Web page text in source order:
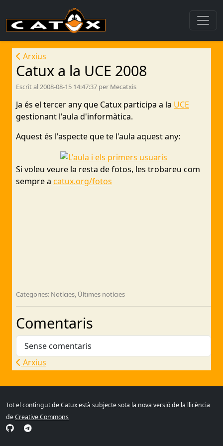
Arxius
Catux a la UCE 2008
Escrit al 2008-08-15 14:47:37 per Mecatxis
Ja és el tercer any que Catux participa a la UCE
gestionant l'aula d'informàtica.
Aquest és l'aspecte que te l'aula aquest any:
Si voleu veure la resta de fotos, les trobareu com
sempre a catux.org/fotos
Categories: Notícies, Últimes notícies
Comentaris
Sense comentaris
Arxius
Tot el contingut de Catux està subjecte sota la nova versió de la llicència
deCreative Commons